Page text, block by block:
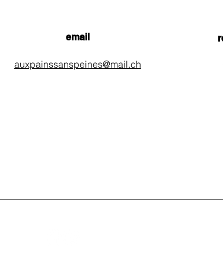
email
auxpainssanspeines@mail.ch